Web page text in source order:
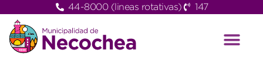
44-8000 (lineas rotativas) 147